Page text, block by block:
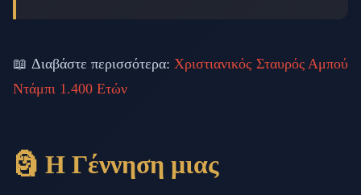
📖 Διαβάστε περισσότερα:Χριστιανικός Σταυρός Αμπού
Ντάμπι 1.400 Ετών
🗿 Η Γέννηση μιας